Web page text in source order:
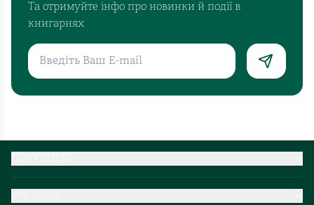
Та отримуйте інфо про новинки й події в
книгарнях
Партнерство